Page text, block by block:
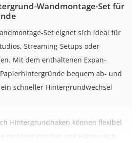
Wandmontage-Set für
Set eignet sich ideal für
Streaming-Setups oder
Mit dem enthaltenen Expan-
bequem ab- und
schneller Hintergrundwechsel
Hintergrundhaken können flexibel
montiert werden und eignen sich